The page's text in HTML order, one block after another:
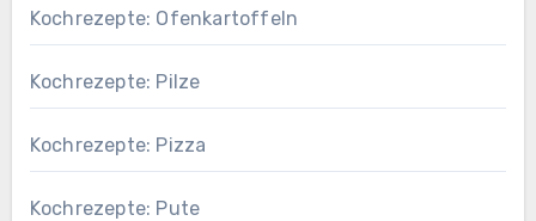
Kochrezepte: Ofenkartoffeln
Kochrezepte: Pilze
Kochrezepte: Pizza
Kochrezepte: Pute